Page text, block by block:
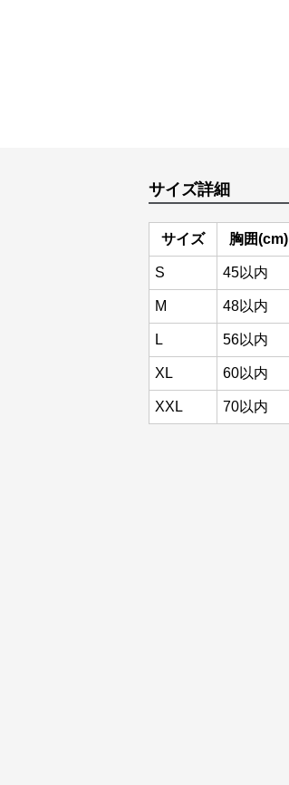
サイズ詳細
サイズ 胸囲(cm)
S 45以内
M 48以内
L 56以内
XL 60以内
XXL 70以内